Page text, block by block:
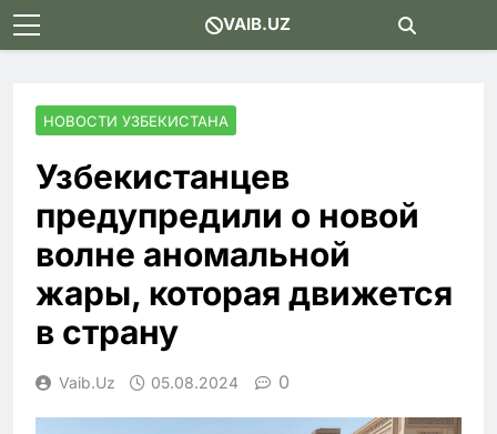
Skip
to
VAIB.UZ
НОВОСТИ УЗБЕКИСТАНА
Узбекистанцев
предупредили о новой
волне аномальной
жары, которая движется
в страну
Vaib.uz 05.08.2024 0